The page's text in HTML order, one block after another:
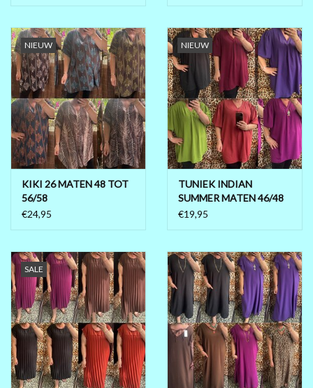
NIEUW
KIKI 26 MATEN 48 TOT
56/58
€24,95
NIEUW
TUNIEK INDIAN
SUMMER MATEN 46/48
TOT 54/56
€19,95
SALE